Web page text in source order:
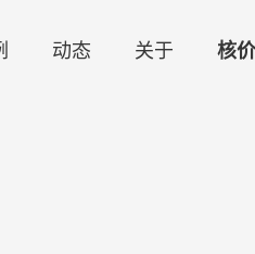
动态 关于 核价